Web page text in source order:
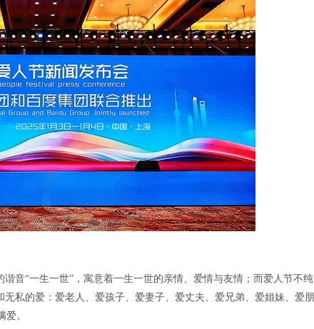
谐音“一生一世”，寓意着一生一世的亲情、爱情与友情；而爱人节不纯
私的爱：爱老人、爱孩子、爱妻子、爱丈夫、爱兄弟、爱姐妹、爱朋
。